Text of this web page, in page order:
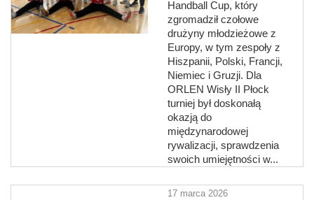
Handball Cup, który
zgromadził czołowe
drużyny młodzieżowe z
Europy, w tym zespoły z
Hiszpanii, Polski, Francji,
Niemiec i Gruzji. Dla
ORLEN Wisły II Płock
turniej był doskonałą
okazją do
międzynarodowej
rywalizacji, sprawdzenia
swoich umiejętności w...
17 marca 2026